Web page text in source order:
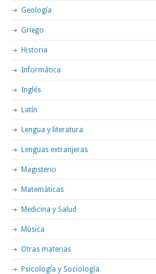
Geología
Griego
Historia
Informática
Inglés
Latín
Lengua y literatura
Lenguas extranjeras
Magisterio
Matemáticas
Medicina y Salud
Música
Otras materias
Psicología y Sociología